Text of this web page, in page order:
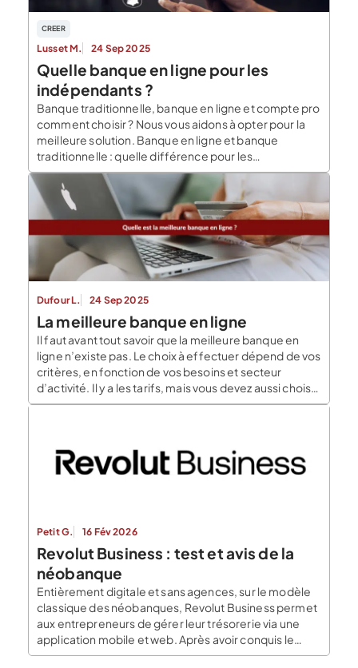
CREER
Lusset M. 24 Sep 2025
Quelle banque en ligne pour les
indépendants ?
Banque traditionnelle, banque en ligne et compte pro
comment choisir ? Nous vous aidons à opter pour la
meilleure solution. Banque en ligne et banque
traditionnelle : quelle différence pour les
indépendants ? Pour les clients, les principales
différences entre les banques traditionnelles et les
banques en ligne concernent la digitalisation des
services et leur […]
Dufour L. 24 Sep 2025
La meilleure banque en ligne
Il faut avant tout savoir que la meilleure banque en
ligne n’existe pas. Le choix à effectuer dépend de vos
critères, en fonction de vos besoins et secteur
d’activité. Il y a les tarifs, mais vous devez aussi choisir
un établissement dont l’offre correspond à vos
Petit G. 16 Fév 2026
Revolut Business : test et avis de la
néobanque
Entièrement digitale et sans agences, sur le modèle
classique des néobanques, Revolut Business permet
aux entrepreneurs de gérer leur trésorerie via une
application mobile et web. Après avoir conquis le
cœur des particuliers, avec plus de 65 millions de